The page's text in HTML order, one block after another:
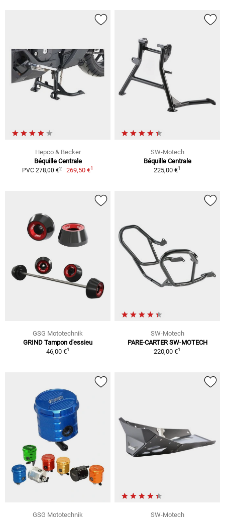
Hepco & Becker
Béquille Centrale
PVC 278,00 €2 269,50 €1
SW-Motech
Béquille Centrale
225,00 €1
GSG Mototechnik
GRIND Tampon d'essieu
46,00 €1
SW-Motech
PARE-CARTER SW-MOTECH
220,00 €1
GSG Mototechnik
SW-Motech